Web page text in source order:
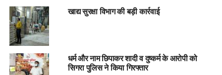
खाद्य सुरक्षा विभाग की बड़ी कार्रवाई
धर्म और नाम छिपाकर शादी व दुष्कर्म के आरोपी को
सिगरा पुलिस ने किया गिरफ्तार